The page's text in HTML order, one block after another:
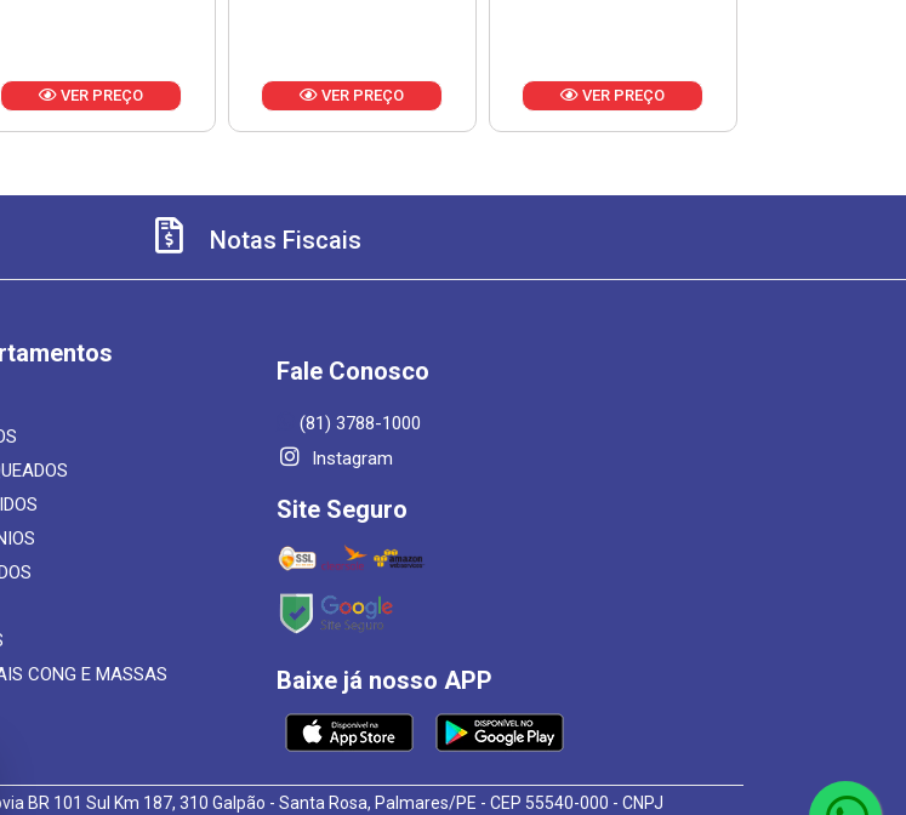
VER PREÇO VER PREÇO VER PREÇO
Notas Fiscais
CONG E MASSAS
Fale Conosco
(81) 3788-1000
Instagram
Site Seguro
Baixe já nosso APP
BR 101 Sul Km 187, 310 Galpão - Santa Rosa, Palmares/PE - CEP 55540-000 - CNPJ